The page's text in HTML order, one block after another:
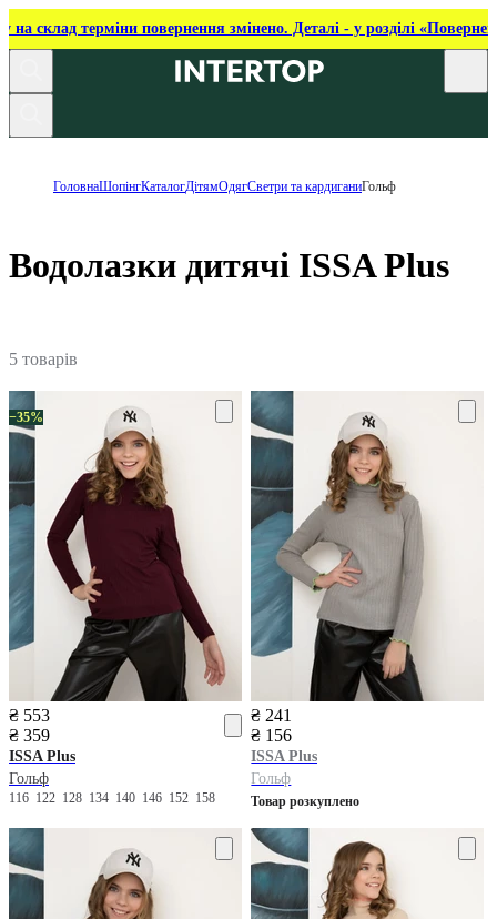
на склад терміни повернення змінено. Деталі - у розділі
ГоловнаШопінгКаталогДітямОдягСветри та кардиганиГольф
Водолазки дитячі ISSA Plus
5 товарів
−35%
₴ 553
₴ 359
ISSA Plus
Гольф
116 122 128 134 140 146 152 158
₴ 241
₴ 156
ISSA Plus
Гольф
Товар розкуплено